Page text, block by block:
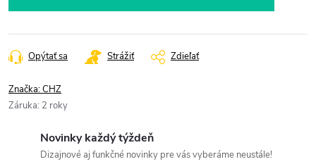
Opýtať sa Strážiť Zdieľať
Značka:CHZ
Záruka: 2 roky
Novinky každý týždeň
Dizajnové aj funkčné novinky pre vás vyberáme neustále!